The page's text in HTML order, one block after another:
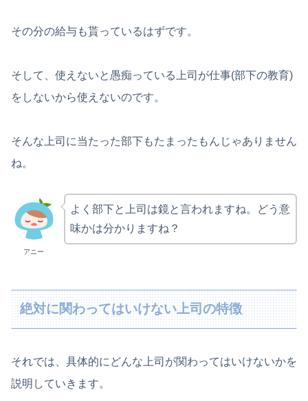
その分の給与も貰っているはずです。
そして、使えないと愚痴っている上司が仕事(部下の教育)
をしないから使えないのです。
そんな上司に当たった部下もたまったもんじゃありません
ね。
アニー
よく部下と上司は鏡と言われますね。どう意
味かは分かりますね？
絶対に関わってはいけない上司の特徴
それでは、具体的にどんな上司が関わってはいけないかを
説明していきます。